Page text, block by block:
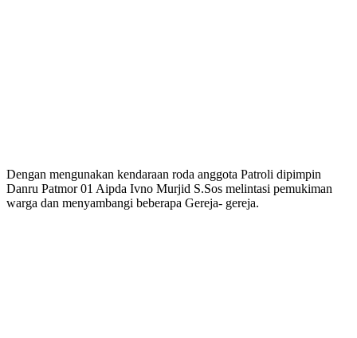
Dengan mengunakan kendaraan roda anggota Patroli dipimpin
Danru Patmor 01 Aipda Ivno Murjid S.Sos melintasi pemukiman
warga dan menyambangi beberapa Gereja- gereja.